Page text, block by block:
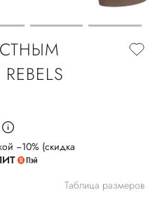
−10% (скидка
Таблица размеров